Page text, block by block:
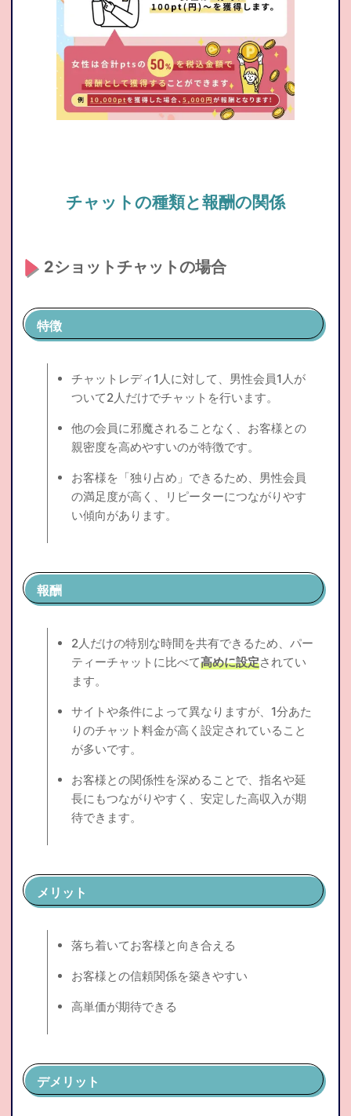
チャットの種類と報酬の関係
2ショットチャットの場合
特徴
チャットレディ1人に対して、男性会員1人が
ついて2人だけでチャットを行います。
他の会員に邪魔されることなく、お客様との
親密度を高めやすいのが特徴です。
お客様を「独り占め」できるため、男性会員
の満足度が高く、リピーターにつながりやす
い傾向があります。
報酬
2人だけの特別な時間を共有できるため、パー
ティーチャットに比べて高めに設定されてい
ます。
サイトや条件によって異なりますが、1分あた
りのチャット料金が高く設定されていること
が多いです。
お客様との関係性を深めることで、指名や延
長にもつながりやすく、安定した高収入が期
待できます。
メリット
落ち着いてお客様と向き合える
お客様との信頼関係を築きやすい
高単価が期待できる
デメリット